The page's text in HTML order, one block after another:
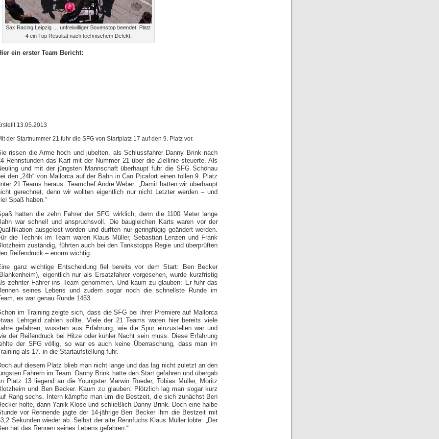
Sax Racing Leipzig … unfreiwilliger Boxenstop beendet. Platz
4 ein Top Resultat nach technischem Defekt.
ein erster Team Bericht:
13.05.2013
der Startnummer 21 fuhr die SFG von Startplatz 17 auf den 9. Platz vor.
rissen die Arme hoch und jubelten, als Schlussfahrer Danny Brink nach
Rennstunden das Kart mit der Nummer 21 über die Ziellinie steuerte. Als
und mit der jüngsten Mannschaft überhaupt fuhr die SFG Schönau
den „24h“ von Mallorca auf der Bahn in Can Picafort einen tollen 9. Platz
21 Teams heraus. Teamchef Andre Weber: „Damit hatten wir überhaupt
gerechnet, denn wir wollten eigentlich nur nicht Letzter werden – und
Spaß haben.“
hatten die zehn Fahrer der SFG wirklich, denn die 1100 Meter lange
war schnell und anspruchsvoll. Die baugleichen Karts waren vor der
ausgelost worden und durften nur geringfügig geändert werden.
die Technik im Team waren Klaus Müller, Sebastian Lenzen und Frank
zuständig, führten auch bei den Tankstopps Regie und überprüften
Reifendruck – enorm wichtig.
ganz wichtige Entscheidung fiel bereits vor dem Start: Ben Becker
eigentlich nur als Ersatzfahrer vorgesehen, wurde kurzfristig
zehnter Fahrer ins Team genommen. Und kaum zu glauben: Er fuhr das
seines Lebens und zudem sogar noch die schnellste Runde im
Team, es war genau Runde 1453.
im Training zeigte sich, dass die SFG bei ihrer Premiere auf Mallorca
Lehrgeld zahlen sollte. Viele der 21 Teams waren hier bereits viele
gefahren, wussten aus Erfahrung, wie die Spur einzustellen war und
der Reifendruck bei Hitze oder kühler Nacht sein muss. Diese Erfahrung
der SFG völlig, so war es auch keine Überraschung, dass man im
als 17. in die Startaufstellung fuhr.
auf diesem Platz blieb man nicht lange und das lag nicht zuletzt an den
Fahrern im Team. Danny Brink hatte den Start gefahren und übergab
Platz 13 liegend an die Youngster Marwin Roeder, Tobias Müller, Moritz
und Ben Becker. Kaum zu glauben: Plötzlich lag man sogar kurz
Rang sechs. Intern kämpfte man um die Bestzeit, die sich zunächst Ben
holte, dann Yanik Klose und schließlich Danny Brink. Doch eine halbe
vor Rennende jagte der 14-jährige Ben Becker ihm die Bestzeit mit
Sekunden wieder ab. Selbst der alte Rennfuchs Klaus Müller lobte: „Der
hat das Rennen seines Lebens gefahren.“